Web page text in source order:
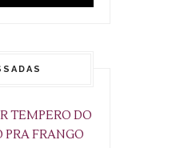
TEMPERO DO
FRANGO